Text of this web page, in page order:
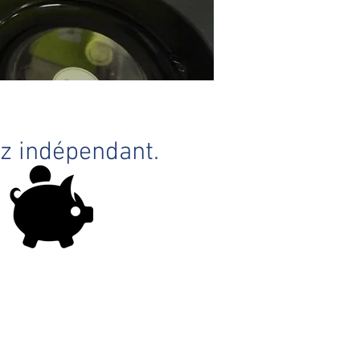
indépendant.